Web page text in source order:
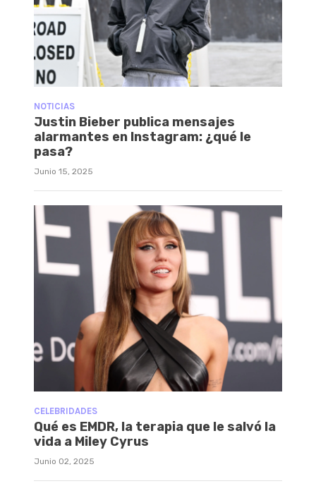
NOTICIAS
Justin Bieber publica mensajes
alarmantes en Instagram: ¿qué le
pasa?
Junio 15, 2025
CELEBRIDADES
Qué es EMDR, la terapia que le salvó la
vida a Miley Cyrus
Junio 02, 2025